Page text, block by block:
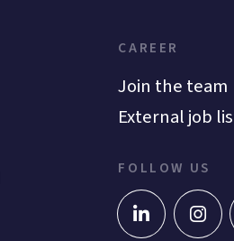
CAREER
Join the team
External job
FOLLOW US